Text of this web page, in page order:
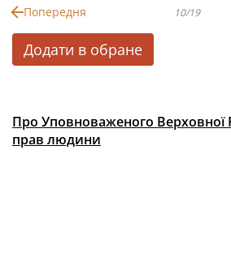
Попередня 10/19
Додати в обране
Про Уповноваженого Верховної
прав людини